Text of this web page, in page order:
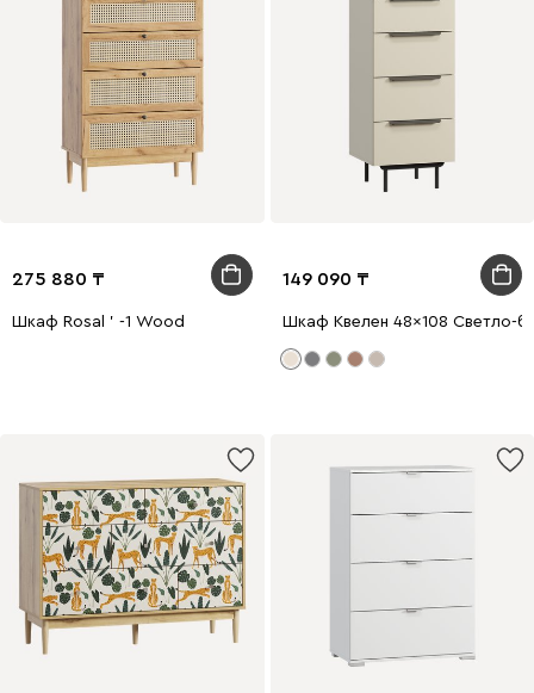
275 880
Шкаф Rosal ' -1 Wood
149 090
Шкаф Квелен 48x108 Светло-